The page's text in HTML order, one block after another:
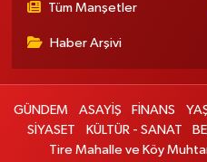
Tüm Manşetler
Haber Arşivi
GÜNDEM ASAYİŞ FİNANS
SİYASET
KÜLTÜR - SANAT
Tire Mahalle ve Köy